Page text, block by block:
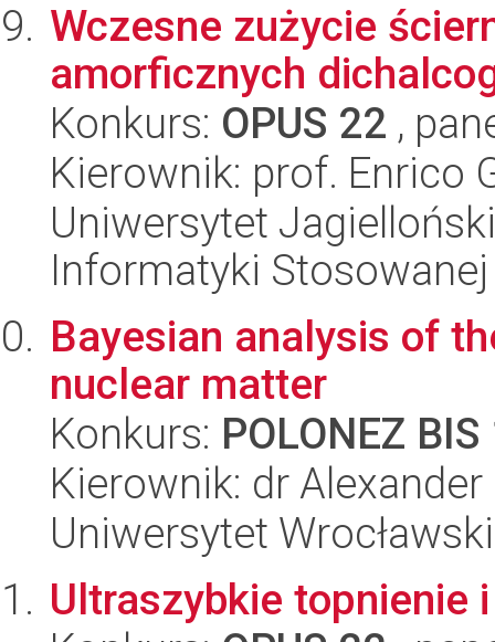
Wczesne zużycie
amorficznych
Konkurs: OPUS 22 ,
Kierownik: prof. Enrico
Uniwersytet
Informatyki Stosowanej
Bayesian analysis of
nuclear matter
Konkurs: POLONEZ BIS
Kierownik: dr
Uniwersytet
Ultraszybkie topnienie